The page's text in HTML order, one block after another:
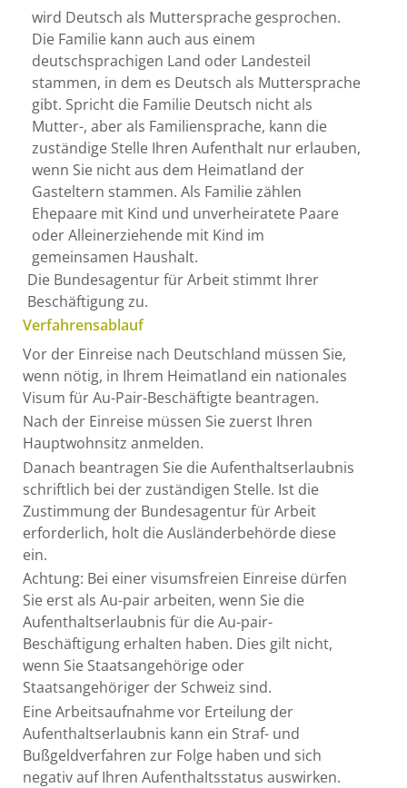
wird Deutsch als Muttersprache gesprochen.
Die Familie kann auch aus einem
deutschsprachigen Land oder Landesteil
stammen, in dem es Deutsch als Muttersprache
gibt. Spricht die Familie Deutsch nicht als
Mutter-, aber als Familiensprache, kann die
zuständige Stelle Ihren Aufenthalt nur erlauben,
wenn Sie nicht aus dem Heimatland der
Gasteltern stammen. Als Familie zählen
Ehepaare mit Kind und unverheiratete Paare
oder Alleinerziehende mit Kind im
gemeinsamen Haushalt.
Die Bundesagentur für Arbeit stimmt Ihrer
Beschäftigung zu.
Verfahrensablauf
Vor der Einreise nach Deutschland müssen Sie,
wenn nötig, in Ihrem Heimatland ein nationales
Visum für Au-Pair-Beschäftigte beantragen.
Nach der Einreise müssen Sie zuerst Ihren
Hauptwohnsitz anmelden.
Danach beantragen Sie die Aufenthaltserlaubnis
schriftlich bei der zuständigen Stelle. Ist die
Zustimmung der Bundesagentur für Arbeit
erforderlich, holt die Ausländerbehörde diese
ein.
Achtung: Bei einer visumsfreien Einreise dürfen
Sie erst als Au-pair arbeiten, wenn Sie die
Aufenthaltserlaubnis für die Au-pair-
Beschäftigung erhalten haben. Dies gilt nicht,
wenn Sie Staatsangehörige oder
Staatsangehöriger der Schweiz sind.
Eine Arbeitsaufnahme vor Erteilung der
Aufenthaltserlaubnis kann ein Straf- und
Bußgeldverfahren zur Folge haben und sich
negativ auf Ihren Aufenthaltsstatus auswirken.